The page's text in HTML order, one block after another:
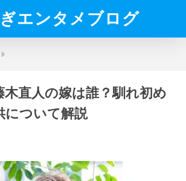
エンタメブログ
木直人の嫁は誰？馴れ初め
について解説